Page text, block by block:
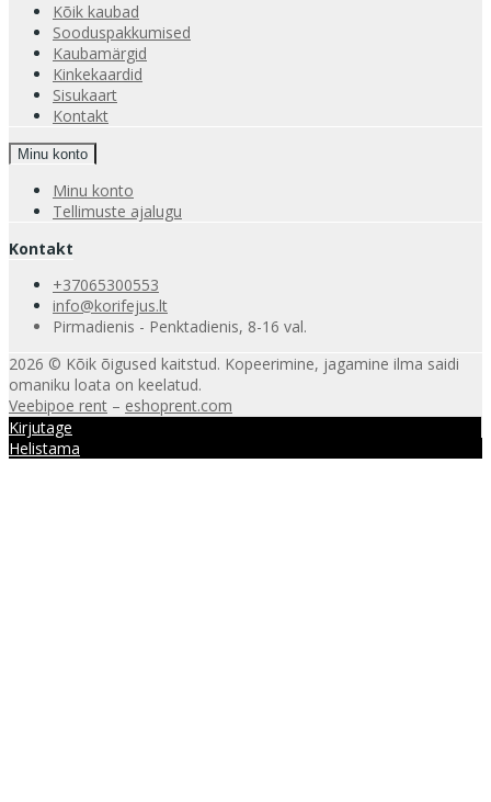
Kõik kaubad
Sooduspakkumised
Kaubamärgid
Kinkekaardid
Sisukaart
Kontakt
Minu konto
Minu konto
Tellimuste ajalugu
Kontakt
+37065300553
info@korifejus.lt
Pirmadienis - Penktadienis, 8-16 val.
2026 © Kõik õigused kaitstud. Kopeerimine, jagamine ilma saidi
omaniku loata on keelatud.
Veebipoe rent – eshoprent.com
Kirjutage
Helistama